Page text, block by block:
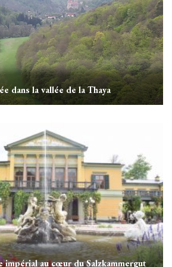
dans la vallée de la Thaya
impérial au cœur du Salzkammergut